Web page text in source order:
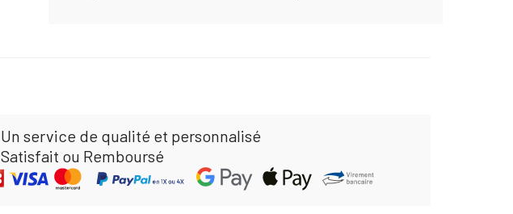
Un service de qualité et personnalisé
Satisfait ou Remboursé